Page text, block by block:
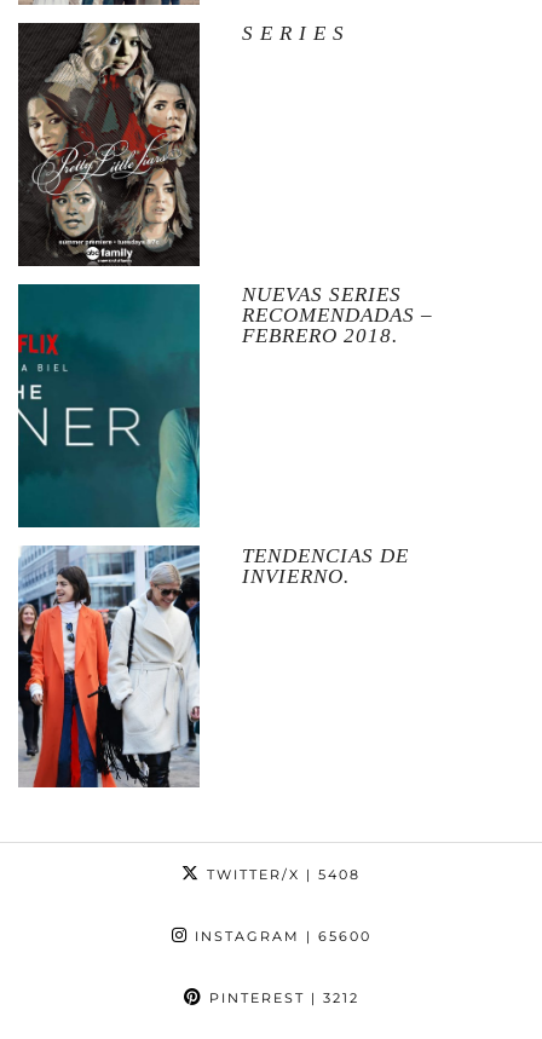
S E R I E S
NUEVAS SERIES
RECOMENDADAS –
FEBRERO 2018.
TENDENCIAS DE
INVIERNO.
TWITTER/X | 5408
INSTAGRAM | 65600
PINTEREST | 3212